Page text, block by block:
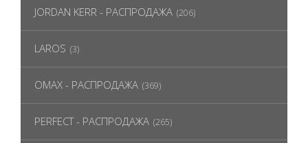
JORDAN KERR - РАСПРОДАЖА (206)
LAROS (3)
OMAX - РАСПРОДАЖА (369)
PERFECT - РАСПРОДАЖА (265)